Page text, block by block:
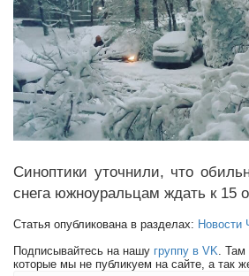
Синоптики уточнили, что
снега южноуральцам ждать к 15
Статья опубликована в разделах: Новости
Подписывайтесь на нашу группу в VK. Там
которые мы не публикуем на сайте, а так